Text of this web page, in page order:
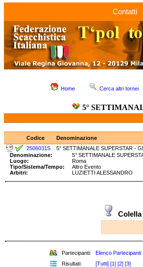
Contatti
Home Cerca altri tornei
5°
Codice
Denominazione
2506031S
5° SETTIMANALE SUPERSTAR -
Denominazione:
5° SETTIMANALE
Luogo:
Roma
Tipo/Sistema/Tempo:
Altro Evento
Arbitri:
LUZIETTI ALESSANDRO
Partecipanti: Elenco Partecipanti
Risultati:
[Tutti] [1] [2] [3]